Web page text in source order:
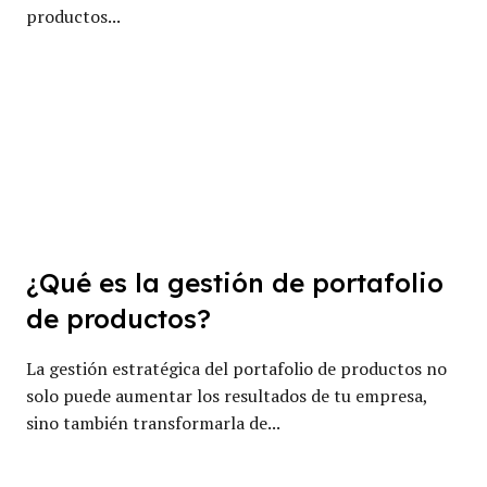
productos...
¿Qué es la gestión de portafolio
de productos?
La gestión estratégica del portafolio de productos no
solo puede aumentar los resultados de tu empresa,
sino también transformarla de...